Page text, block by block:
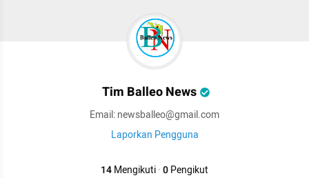
Tim Balleo News
Email: newsballeo@gmail.com
Laporkan Pengguna
14Mengikuti·0Pengikut